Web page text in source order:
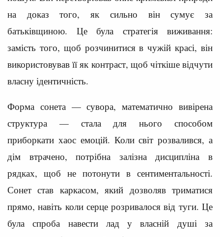
на доказ того, як сильно він сумує за
батьківщиною. Це була стратегія виживання:
замість того, щоб розчинитися в чужій красі, він
використовував її як контраст, щоб чіткіше відчути
власну ідентичність.
Форма сонета — сувора, математично вивірена
структура — стала для нього способом
приборкати хаос емоцій. Коли світ розвалився, а
дім втрачено, потрібна залізна дисципліна в
рядках, щоб не потонути в сентиментальності.
Сонет став каркасом, який дозволяв триматися
прямо, навіть коли серце розривалося від туги. Це
була спроба навести лад у власній душі за